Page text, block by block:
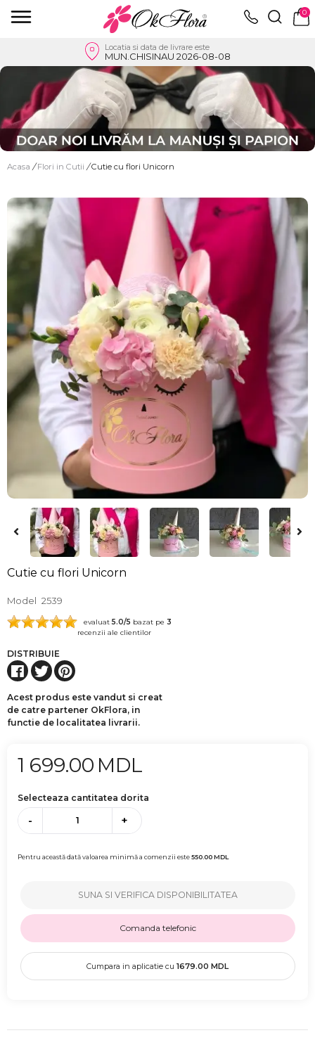
0
Locatia si data de livrare este
MUN.CHISINAU 2026-08-08
Acasa / Flori in Cutii / Cutie cu flori Unicorn
Cutie cu flori Unicorn
Model 2539
evaluat 5.0/5 bazat pe 3
recenzii ale clientilor
DISTRIBUIE
Acest produs este vandut si creat
de catre partener OkFlora, in
functie de localitatea livrarii.
1 699.00 MDL
Selecteaza cantitatea dorita
- +
Pentru această dată valoarea minimă a comenzii este550.00MDL
SUNA SI VERIFICA DISPONIBILITATEA
Comanda telefonic
Cumpara in aplicatie cu 1679.00 MDL